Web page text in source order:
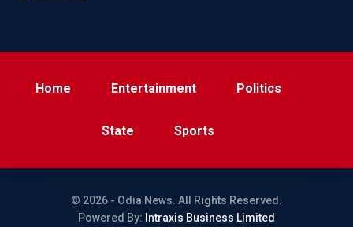
Home Entertainment Politics
State Sports
© 2026 - Odia News. All Rights Reserved.
Powered By: Intraxis Business Limited